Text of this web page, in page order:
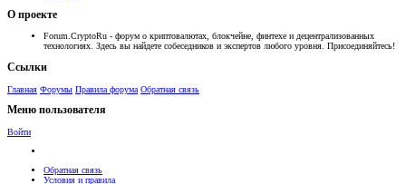
О проекте
Forum.CryptoRu - форум о криптовалютах, блокчейне, финтехе и децентрализованных
технологиях. Здесь вы найдете собеседников и экспертов любого уровня. Присоединяйтесь!
Ссылки
Главная Форумы Правила форума Обратная связь
Меню пользователя
Войти
Обратная связь
Условия и правила